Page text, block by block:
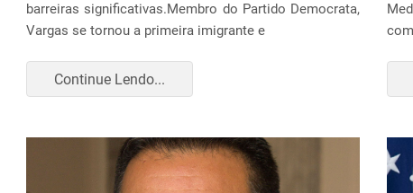
barreiras significativas.Membro do Partido Democrata,
Vargas se tornou a primeira imigrante e
Continue Lendo...